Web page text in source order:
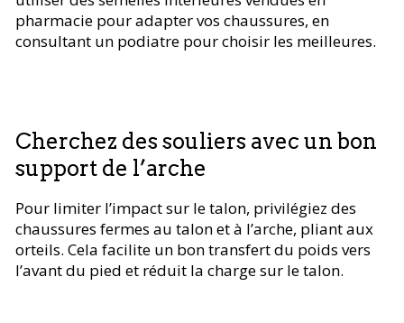
pharmacie pour adapter vos chaussures, en
consultant un podiatre pour choisir les meilleures.
Cherchez des souliers avec un bon
support de l’arche
Pour limiter l’impact sur le talon, privilégiez des
chaussures fermes au talon et à l’arche, pliant aux
orteils. Cela facilite un bon transfert du poids vers
l’avant du pied et réduit la charge sur le talon.